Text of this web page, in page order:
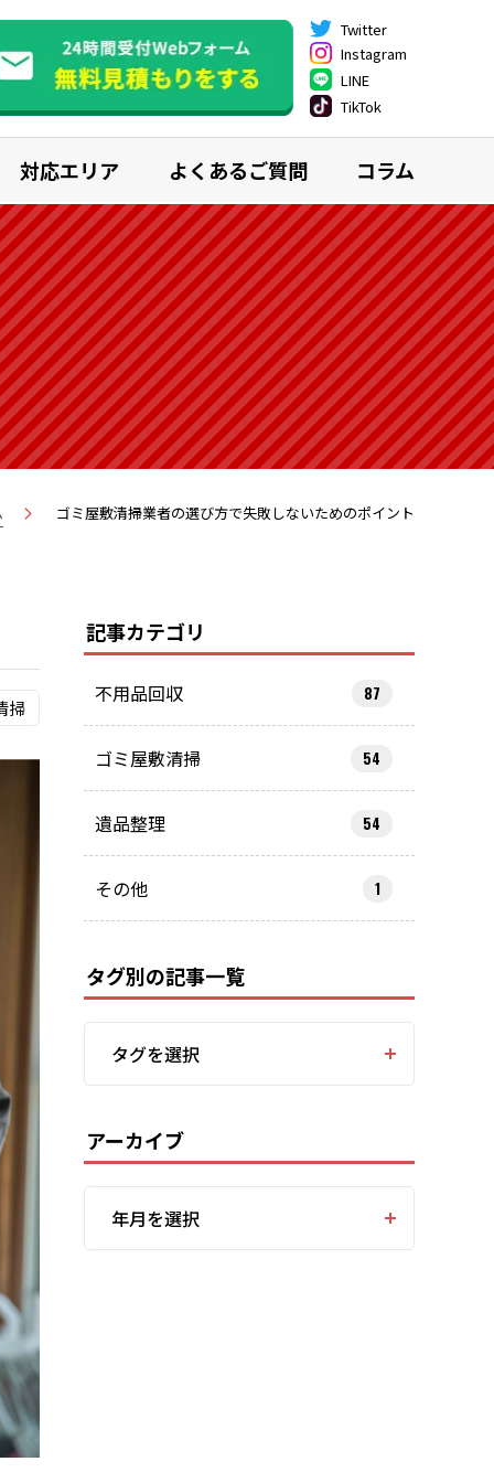
Twitter
Instagram
LINE
TikTok
対応エリア よくあるご質問 コラム
ゴミ屋敷清掃業者の選び方で失敗しないためのポイント
掃
記事カテゴリ
不用品回収 87
ゴミ屋敷清掃 54
遺品整理 54
その他 1
タグ別の記事一覧
タグを選択
アーカイブ
年月を選択